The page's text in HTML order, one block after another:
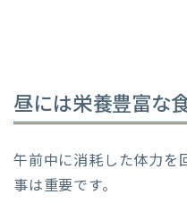
昼には栄養豊富な
午前中に消耗した体力を
事は重要です。